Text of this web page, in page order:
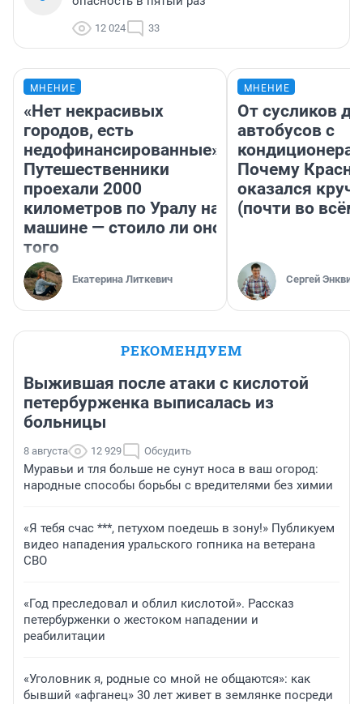
12 024 33
МНЕНИЕ
«Нет некрасивых
городов, есть
недофинансированные».
Путешественники
проехали 2000
километров по Уралу на
машине — стоило ли оно
того
Екатерина Литкевич
МНЕНИЕ
От сусликов до
автобусов с
Почему
оказался
(почти во
Сергей Энквист
РЕКОМЕНДУЕМ
Выжившая после атаки с кислотой
петербурженка выписалась из
больницы
8 августа 12 929 Обсудить
Муравьи и тля больше не сунут носа в ваш огород:
народные способы борьбы с вредителями без химии
«Я тебя счас ***, петухом поедешь в зону!» Публикуем
видео нападения уральского гопника на ветерана
СВО
«Год преследовал и облил кислотой». Рассказ
петербурженки о жестоком нападении и
реабилитации
«Уголовник я, родные со мной не общаются»: как
бывший «афганец» 30 лет живет в землянке посреди